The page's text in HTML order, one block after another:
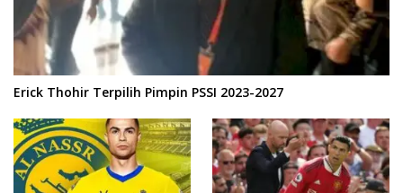
Erick Thohir Terpilih Pimpin PSSI 2023-2027